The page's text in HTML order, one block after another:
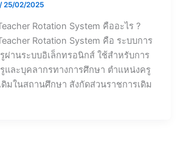
/25/02/2025
Rotation System คืออะไร ?
Rotation System คือ ระบบการ
ผ่านระบบอิเล็กทรอนิกส์ ใช้สำหรับการ
และบุคลากรทางการศึกษา ตำแหน่งครู
ดิมในสถานศึกษา สังกัดส่วนราชการเดิม